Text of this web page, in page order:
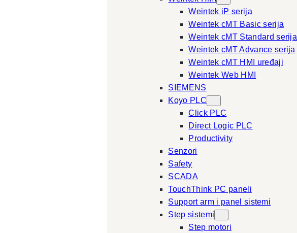
Weintek iP serija
Weintek cMT Basic serija
Weintek cMT Standard serija
Weintek cMT Advance serija
Weintek cMT HMI uređaji
Weintek Web HMI
SIEMENS
Koyo PLC
Click PLC
Direct Logic PLC
Productivity
Senzori
Safety
SCADA
TouchThink PC paneli
Support arm i panel sistemi
Step sistemi
Step motori